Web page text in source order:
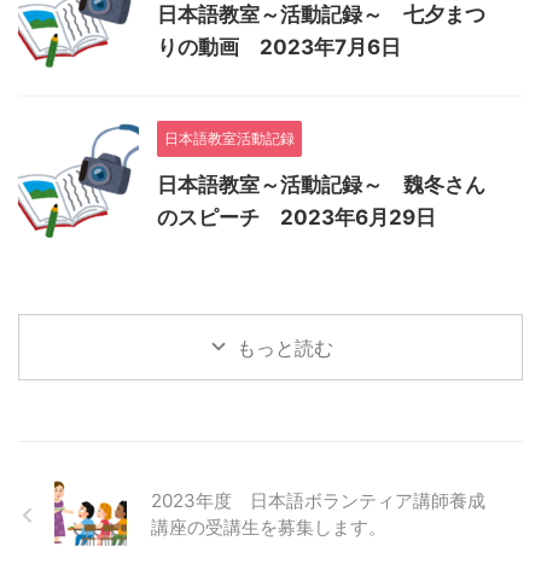
日本語教室～活動記録～ 七夕まつ
りの動画 2023年7月6日
日本語教室活動記録
日本語教室～活動記録～ 魏冬さん
のスピーチ 2023年6月29日
もっと読む
2023年度 日本語ボランティア講師養成
講座の受講生を募集します。